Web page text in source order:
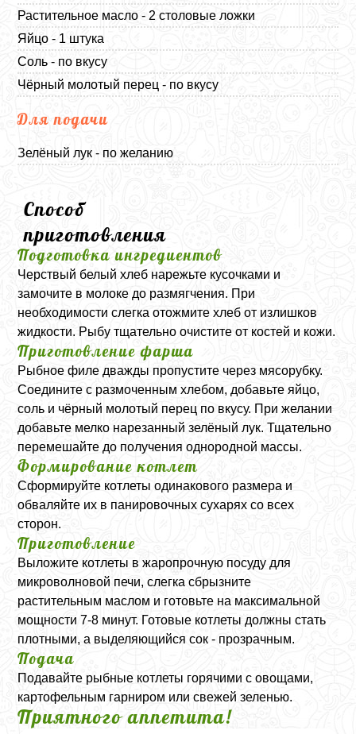
Растительное масло - 2 столовые ложки
Яйцо - 1 штука
Соль - по вкусу
Чёрный молотый перец - по вкусу
Для подачи
Зелёный лук - по желанию
Способ
приготовления
Подготовка ингредиентов
Черствый белый хлеб нарежьте кусочками и
замочите в молоке до размягчения. При
необходимости слегка отожмите хлеб от излишков
жидкости. Рыбу тщательно очистите от костей и кожи.
Приготовление фарша
Рыбное филе дважды пропустите через мясорубку.
Соедините с размоченным хлебом, добавьте яйцо,
соль и чёрный молотый перец по вкусу. При желании
добавьте мелко нарезанный зелёный лук. Тщательно
перемешайте до получения однородной массы.
Формирование котлет
Сформируйте котлеты одинакового размера и
обваляйте их в панировочных сухарях со всех
сторон.
Приготовление
Выложите котлеты в жаропрочную посуду для
микроволновой печи, слегка сбрызните
растительным маслом и готовьте на максимальной
мощности 7-8 минут. Готовые котлеты должны стать
плотными, а выделяющийся сок - прозрачным.
Подача
Подавайте рыбные котлеты горячими с овощами,
картофельным гарниром или свежей зеленью.
Приятного аппетита!